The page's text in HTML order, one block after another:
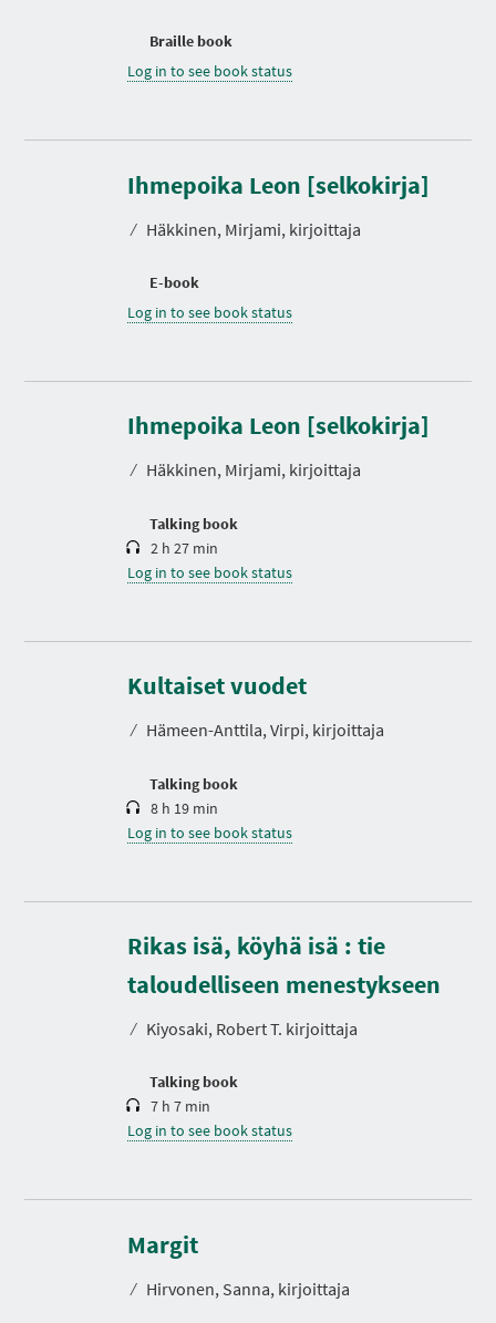
Braille book
Log in to see book status
Ihmepoika Leon [selkokirja]
⁄ Häkkinen, Mirjami, kirjoittaja
E-book
Log in to see book status
Ihmepoika Leon [selkokirja]
⁄ Häkkinen, Mirjami, kirjoittaja
Talking book
D
r
a
i
2 h 27 min
Log in to see book status
Kultaiset vuodet
⁄ Hämeen-Anttila, Virpi, kirjoittaja
Talking book
D
r
a
i
8 h 19 min
Log in to see book status
Rikas isä, köyhä isä : tie
taloudelliseen menestykseen
⁄ Kiyosaki, Robert T. kirjoittaja
Talking book
D
u
r
a
i
7 h 7 min
Log in to see book status
Margit
⁄ Hirvonen, Sanna, kirjoittaja
D
r
a
i